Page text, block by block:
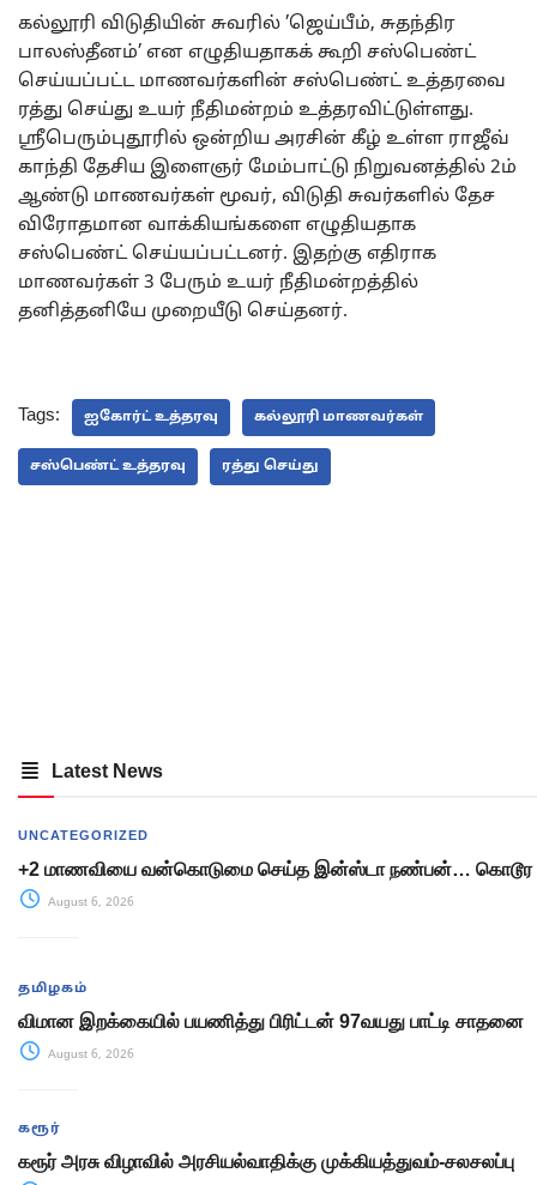
கல்லூரி விடுதியின் சுவரில் ’ஜெய்பீம், சுதந்திர
பாலஸ்தீனம்’ என எழுதியதாகக் கூறி சஸ்பெண்ட்
செய்யப்பட்ட மாணவர்களின் சஸ்பெண்ட் உத்தரவை
ரத்து செய்து உயர் நீதிமன்றம் உத்தரவிட்டுள்ளது.
ஸ்ரீபெரும்புதூரில் ஒன்றிய அரசின் கீழ் உள்ள ராஜீவ்
காந்தி தேசிய இளைஞர் மேம்பாட்டு நிறுவனத்தில் 2ம்
ஆண்டு மாணவர்கள் மூவர், விடுதி சுவர்களில் தேச
விரோதமான வாக்கியங்களை எழுதியதாக
சஸ்பெண்ட் செய்யப்பட்டனர். இதற்கு எதிராக
மாணவர்கள் 3 பேரும் உயர் நீதிமன்றத்தில்
தனித்தனியே முறையீடு செய்தனர்.
Tags: ஐகோர்ட் உத்தரவு கல்லூரி மாணவர்கள்
சஸ்பெண்ட் உத்தரவு ரத்து செய்து
Latest News
UNCATEGORIZED
+2 மாணவியை வன்கொடுமை செய்த இன்ஸ்டா நண்பன்… கொடூர
August 6, 2026
தமிழகம்
விமான இறக்கையில் பயணித்து பிரிட்டன் 97வயது பாட்டி சாதனை
August 6, 2026
கரூர்
கரூர் அரசு விழாவில் அரசியல்வாதிக்கு முக்கியத்துவம்-சலசலப்பு